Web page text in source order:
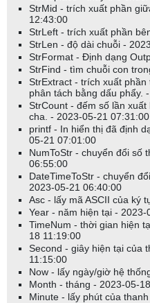
StrMid - trích xuất phần
12:43:00
StrLeft - trích xuất phần
StrLen - độ dài chuỗi -
StrFormat - Định dạng
StrFind - tìm chuỗi con
StrExtract - trích xuất
phân tách bằng dấu phẩy.
StrCount - đếm số lần
cha. - 2023-05-21 07:31:00
printf - In hiển thị đã định
05-21 07:01:00
NumToStr - chuyển đổi số
06:55:00
DateTimeToStr - chuyển
2023-05-21 06:40:00
Asc - lấy mã ASCII của ký
Year - năm hiện tại -
TimeNum - thời gian hiện
18 11:19:00
Second - giây hiện tại của
11:15:00
Now - lấy ngày/giờ hệ
Month - tháng - 2023-05-
Minute - lấy phút của